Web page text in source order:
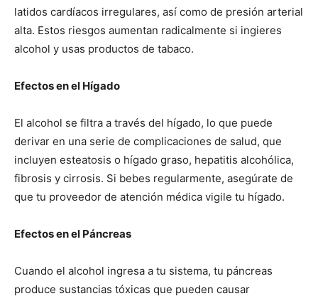
latidos cardíacos irregulares, así como de presión arterial
alta. Estos riesgos aumentan radicalmente si ingieres
alcohol y usas productos de tabaco.
Efectos en el Hígado
El alcohol se filtra a través del hígado, lo que puede
derivar en una serie de complicaciones de salud, que
incluyen esteatosis o hígado graso, hepatitis alcohólica,
fibrosis y cirrosis. Si bebes regularmente, asegúrate de
que tu proveedor de atención médica vigile tu hígado.
Efectos en el Páncreas
Cuando el alcohol ingresa a tu sistema, tu páncreas
produce sustancias tóxicas que pueden causar